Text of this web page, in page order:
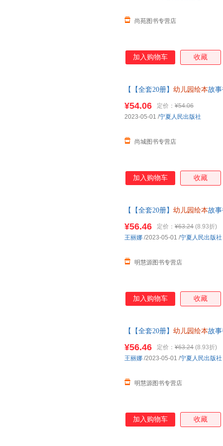
尚苑图书专营店
加入购物车 收藏
【【全套20册】 幼儿园绘本故
服
¥54.06 定价： ¥54.06
尚城图书专营店
2023-05-01 /宁夏人民出版社
加入购物车 收藏
【【全套20册】 幼儿园绘本故
¥56.46 定价： ¥63.24 (8.93折)
明慧源图书专营店
王丽娜 /2023-05-01 /宁夏人民出版社
加入购物车 收藏
【【全套20册】 幼儿园绘本故
¥56.46 定价： ¥63.24 (8.93折)
明慧源图书专营店
王丽娜 /2023-05-01 /宁夏人民出版社
加入购物车 收藏